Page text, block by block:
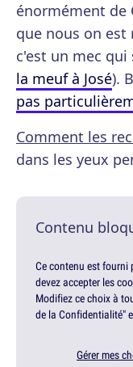
énormément de
que nous on
c'est un mec
la meuf à José).
pas
Comment les
dans les yeux
Contenu
Ce contenu est fourni
devez accepter les
Modifiez ce choix à
de la Confidentialité"
Gérer mes